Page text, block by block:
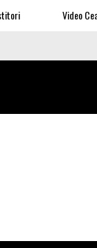
Video Cea